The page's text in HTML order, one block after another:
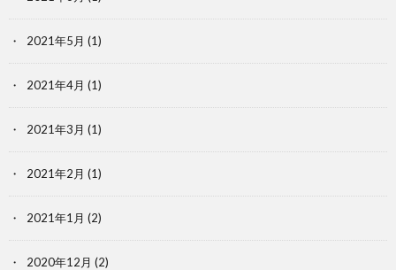
2021年5月 (1)
2021年4月 (1)
2021年3月 (1)
2021年2月 (1)
2021年1月 (2)
2020年12月 (2)